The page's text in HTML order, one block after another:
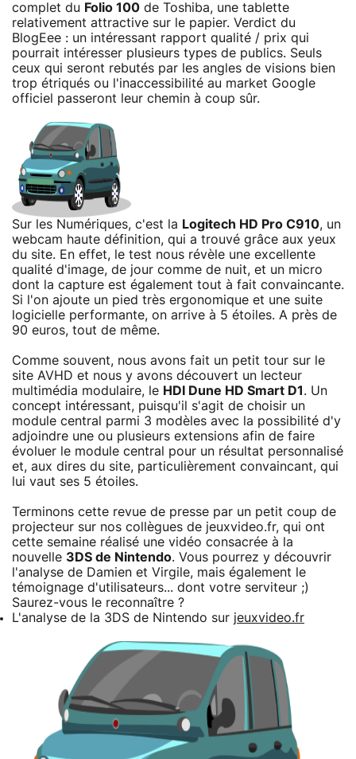
complet du Folio 100 de Toshiba, une tablette
relativement attractive sur le papier. Verdict du
BlogEee : un intéressant rapport qualité / prix qui
pourrait intéresser plusieurs types de publics. Seuls
ceux qui seront rebutés par les angles de visions bien
trop étriqués ou l'inaccessibilité au market Google
officiel passeront leur chemin à coup sûr.
Sur les Numériques, c'est la Logitech HD Pro C910, un
webcam haute définition, qui a trouvé grâce aux yeux
du site. En effet, le test nous révèle une excellente
qualité d'image, de jour comme de nuit, et un micro
dont la capture est également tout à fait convaincante.
Si l'on ajoute un pied très ergonomique et une suite
logicielle performante, on arrive à 5 étoiles. A près de
90 euros, tout de même.
Comme souvent, nous avons fait un petit tour sur le
site AVHD et nous y avons découvert un lecteur
multimédia modulaire, le HDI Dune HD Smart D1 . Un
concept intéressant, puisqu'il s'agit de choisir un
module central parmi 3 modèles avec la possibilité d'y
adjoindre une ou plusieurs extensions afin de faire
évoluer le module central pour un résultat personnalisé
et, aux dires du site, particulièrement convaincant, qui
lui vaut ses 5 étoiles.
Terminons cette revue de presse par un petit coup de
projecteur sur nos collègues de jeuxvideo.fr, qui ont
cette semaine réalisé une vidéo consacrée à la
nouvelle 3DS de Nintendo. Vous pourrez y découvrir
l'analyse de Damien et Virgile, mais également le
témoignage d'utilisateurs... dont votre serviteur ;)
Saurez-vous le reconnaître ?
L'analyse de la 3DS de Nintendo sur jeuxvideo.fr